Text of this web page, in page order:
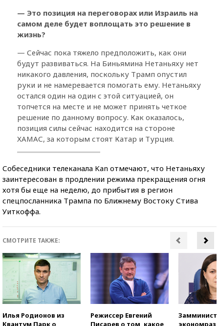
— Это позиция на переговорах или Израиль на
самом деле будет воплощать это решение в
жизнь?
— Сейчас пока тяжело предположить, как они
будут развиваться. На Биньямина Нетаньяху нет
никакого давления, поскольку Трамп опустил
руки и не намеревается помогать ему. Нетаньяху
остался один на один с этой ситуацией, он
топчется на месте и не может принять четкое
решение по данному вопросу. Как оказалось,
позиция силы сейчас находится на стороне
ХАМАС, за которым стоят Катар и Турция.
Собеседники телеканала Kan отмечают, что Нетаньяху
заинтересован в продлении режима прекращения огня
хотя бы еще на неделю, до прибытия в регион
спецпосланника Трампа по Ближнему Востоку Стива
Уиткоффа.
СМОТРИТЕ ТАКЖЕ:
Илья Родионов из
Квантум Парк о
Режиссер Евгений
Писарев о том, какое